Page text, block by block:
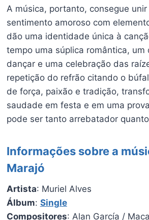
A música, portanto, consegue
sentimento amoroso com
dão uma identidade única à
tempo uma súplica romântica, um
dançar e uma celebração das
repetição do refrão citando o
de força, paixão e tradição,
saudade em festa e em uma
pode ser tanto arrebatador
Informações sobre a
Marajó
Artista: Muriel Alves
Álbum: Single
Compositores: Alan García /